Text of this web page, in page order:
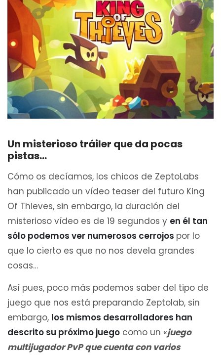
Un misterioso tráiler que da pocas
pistas…
Cómo os decíamos, los chicos de ZeptoLabs
han publicado un vídeo teaser del futuro King
Of Thieves, sin embargo, la duración del
misterioso vídeo es de 19 segundos y en él tan
sólo podemos ver numerosos cerrojos por lo
que lo cierto es que no nos devela grandes
cosas…
Así pues, poco más podemos saber del tipo de
juego que nos está preparando Zeptolab, sin
embargo, los mismos desarrolladores han
descrito su próximo juego como un «juego
multijugador PvP que cuenta con varios